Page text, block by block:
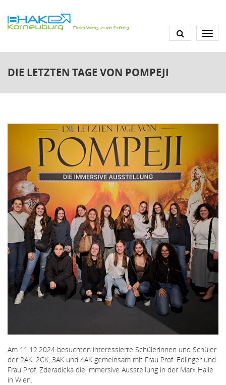
zum
Inhalt
DIE LETZTEN TAGE VON POMPEJI
Am 11.12.2024 besuchten interessierte Schülerinnen und Schüler
der 2AK, 2CK, 3AK und 4AK gemeinsam mit Frau Prof. Edlinger und
Frau Prof. Zderadicka die immersive Ausstellung in der Marx Halle
in Wien.